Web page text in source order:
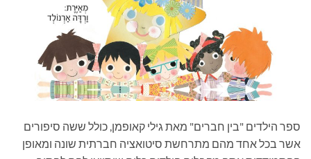
ספר הילדים "בין חברים" מאת גילי קאופמן, כולל ששה סיפורים
אשר בכל אחד מהם מתרחשת סיטואציה חברתית שונה ומאופן